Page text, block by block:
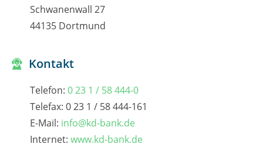
Schwanenwall 27
44135 Dortmund
Kontakt
Telefon: 0 23 1 / 58 444-0
Telefax: 0 23 1 / 58 444-161
E-Mail: info@kd-bank.de
Internet: www.kd-bank.de